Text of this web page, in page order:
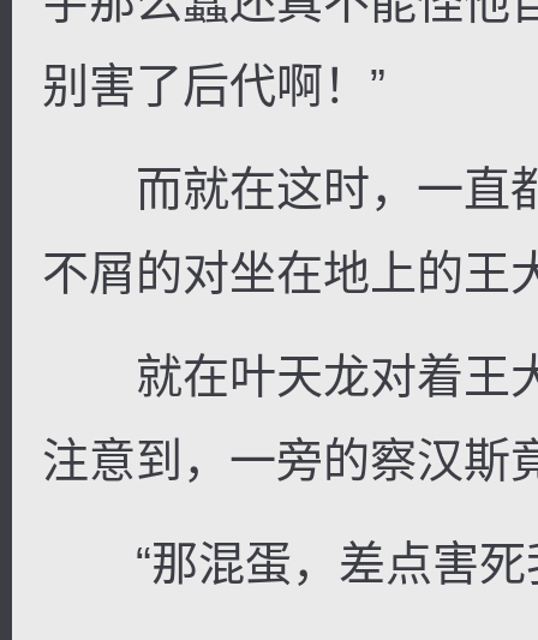
别害了后代啊！”
而就在这时，一直
不屑的对坐在地上的王
就在叶天龙对着王
注意到，一旁的察汉斯
“那混蛋，差点害死